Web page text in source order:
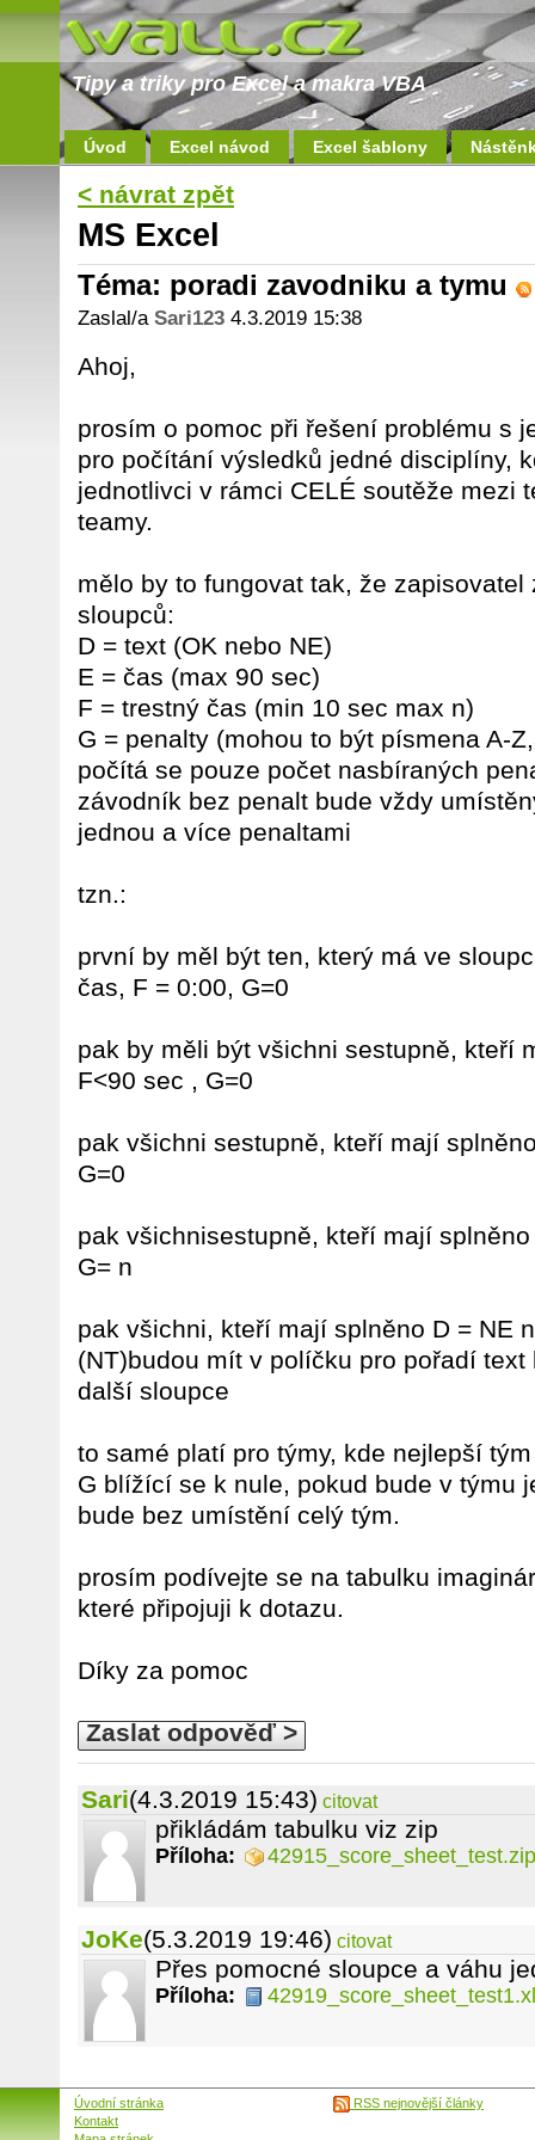
Tipy a triky pro Excel a makra VBA
Úvod Excel návod Excel šablony
< návrat zpět
MS Excel
Téma: poradi zavodniku a tymu
Zaslal/a Sari123 4.3.2019 15:38
Ahoj,
prosím o pomoc při řešení problému s
pro počítání výsledků jedné disciplíny,
jednotlivci v rámci CELÉ soutěže mezi
teamy.
mělo by to fungovat tak, že
sloupců:
D = text (OK nebo NE)
E = čas (max 90 sec)
F = trestný čas (min 10 sec max n)
G = penalty (mohou to být písmena A-
počítá se pouze počet nasbíraných
závodník bez penalt bude vždy
jednou a více penaltami
tzn.:
první by měl být ten, který má ve
čas, F = 0:00, G=0
pak by měli být všichni sestupně, kteří
F<90 sec , G=0
pak všichni sestupně, kteří mají
G=0
pak všichnisestupně, kteří mají
G= n
pak všichni, kteří mají splněno D = NE
(NT)budou mít v políčku pro pořadí
další sloupce
to samé platí pro týmy, kde nejlepší
G blížící se k nule, pokud bude v týmu
bude bez umístění celý tým.
prosím podívejte se na tabulku
které připojuji k dotazu.
Díky za pomoc
Zaslat odpověď >
Sari(4.3.2019 15:43) citovat
přikládám tabulku viz zip
Příloha: 42915_score_sheet_test.zip
JoKe(5.3.2019 19:46) citovat
Přes pomocné sloupce a váhu
Příloha:
Úvodní stránka
Kontakt
RSS nejnovější články